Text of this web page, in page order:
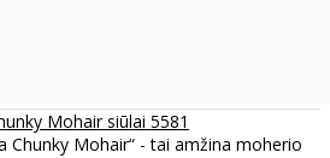
Mohair siūlai 5581
Chunky Mohair“ - tai amžina moherio